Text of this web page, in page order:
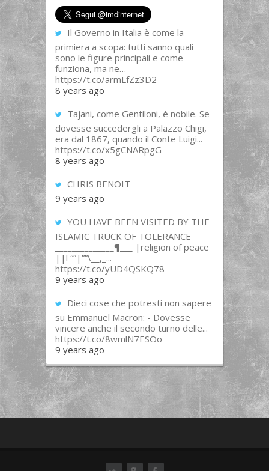
Il Governo in Italia è come la
primiera a scopa: tutti sanno quali
sono le figure principali e come
funziona, ma ne…
https://t.co/armLfZz3D2
8 years ago
Tajani, come Gentiloni, è nobile. Se
dovesse succedergli a Palazzo Chigi,
era dal 1867, quando il Conte Luigi...
https://t.co/x5gCNARpgG
8 years ago
CHRIS BENOIT
9 years ago
YOU HAVE BEEN VISITED BY THE
ISLAMIC TRUCK OF TOLERANCE
______________¶___ |religion of peace
||l “”|””\__,_...
https://t.co/yUD4QSKQ78
9 years ago
Dieci cose che potresti non sapere
su Emmanuel Macron: - Dovesse
vincere anche il secondo turno delle...
https://t.co/8wmlN7ESOo
9 years ago